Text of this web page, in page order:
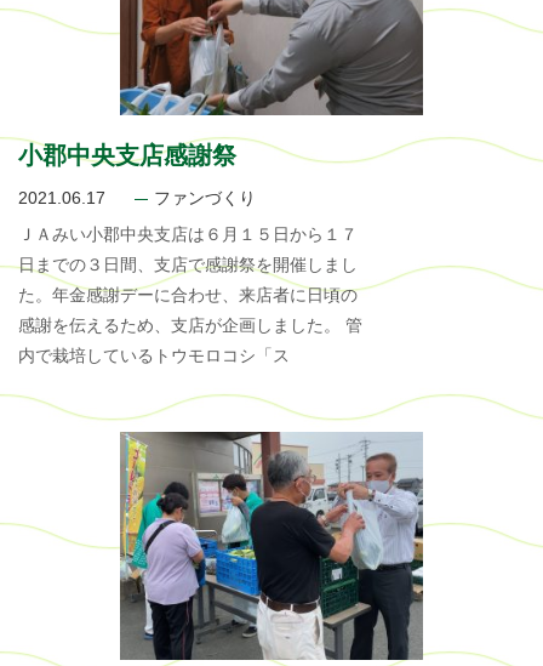
小郡中央支店感謝祭
2021.06.17
ファンづくり
ＪＡみい小郡中央支店は６月１５日から１７
日までの３日間、支店で感謝祭を開催しまし
た。年金感謝デーに合わせ、来店者に日頃の
感謝を伝えるため、支店が企画しました。 管
内で栽培しているトウモロコシ「ス